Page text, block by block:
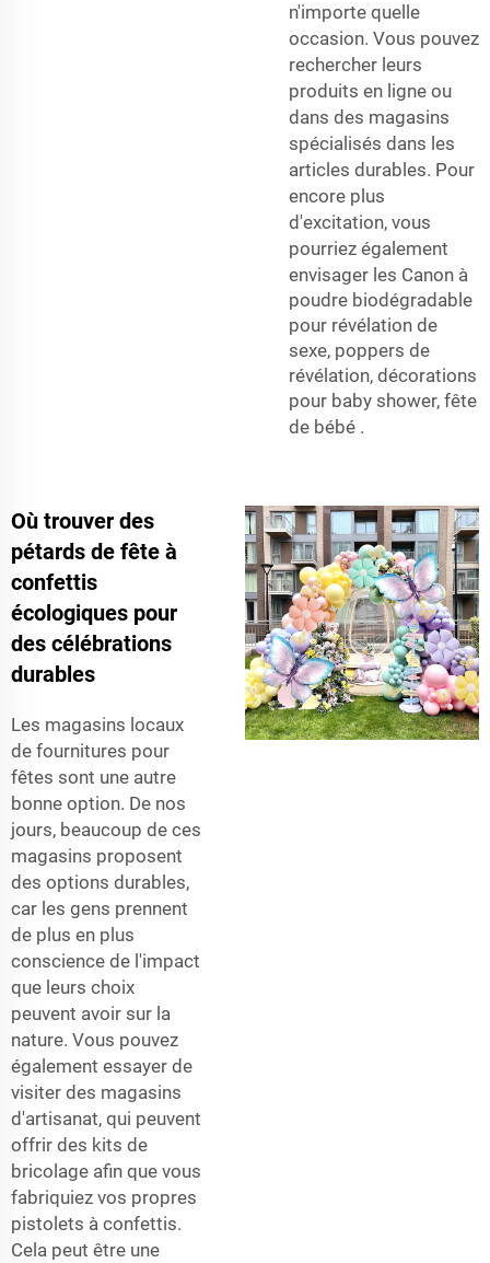
n'importe quelle
occasion. Vous pouvez
rechercher leurs
produits en ligne ou
dans des magasins
spécialisés dans les
articles durables. Pour
encore plus
d'excitation, vous
pourriez également
envisager les Canon à
poudre biodégradable
pour révélation de
sexe, poppers de
révélation, décorations
pour baby shower, fête
de bébé .
Où trouver des
pétards de fête à
confettis
écologiques pour
des célébrations
durables
Les magasins locaux
de fournitures pour
fêtes sont une autre
bonne option. De nos
jours, beaucoup de ces
magasins proposent
des options durables,
car les gens prennent
de plus en plus
conscience de l'impact
que leurs choix
peuvent avoir sur la
nature. Vous pouvez
également essayer de
visiter des magasins
d'artisanat, qui peuvent
offrir des kits de
bricolage afin que vous
fabriquiez vos propres
pistolets à confettis.
Cela peut être une